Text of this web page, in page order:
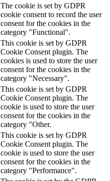
The cookie is set by GDPR
cookie consent to record the user
consent for the cookies in the
category "Functional".
This cookie is set by GDPR
Cookie Consent plugin. The
cookies is used to store the user
consent for the cookies in the
category "Necessary".
This cookie is set by GDPR
Cookie Consent plugin. The
cookie is used to store the user
consent for the cookies in the
category "Other.
This cookie is set by GDPR
Cookie Consent plugin. The
cookie is used to store the user
consent for the cookies in the
category "Performance".